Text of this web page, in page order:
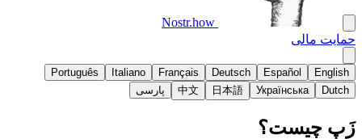
Nostr.how
حمایت مالی
English
Español
Deutsch
Français
Italiano
Português
Dutch
Українська
日本語
中文 پارسی
زَپ چیست؟